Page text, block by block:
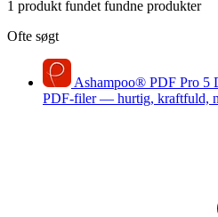
1 produkt fundet fundne produkter
Ofte søgt
Ashampoo® PDF Pro 5
PDF-filer — hurtig, kraftfuld,